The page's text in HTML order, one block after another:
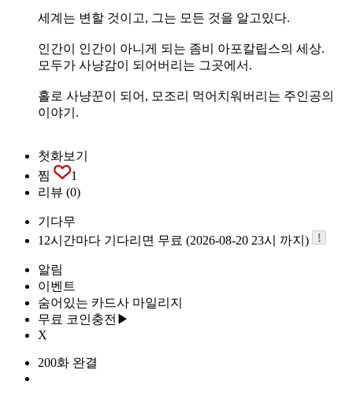
세계는 변할 것이고, 그는 모든 것을 알고있다.
인간이 인간이 아니게 되는 좀비 아포칼립스의 세상.
모두가 사냥감이 되어버리는 그곳에서.
홀로 사냥꾼이 되어, 모조리 먹어치워버리는 주인공의
이야기.
첫화보기
찜
1
리뷰 (0)
기다무
12시간마다 기다리면 무료 (2026-08-20 23시 까지)
알림
이벤트
숨어있는 카드사 마일리지
무료 코인충전▶
X
200화 완결